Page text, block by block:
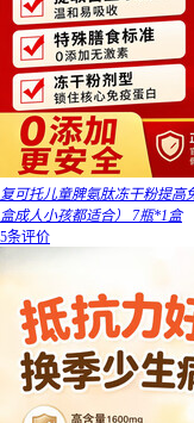
复可托儿童脾氨肽冻干粉提高
盒成人小孩都适合） 7瓶*1盒
5条评价